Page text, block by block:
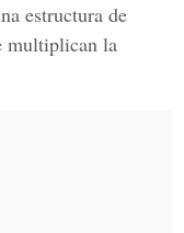
estructura de
multiplican la